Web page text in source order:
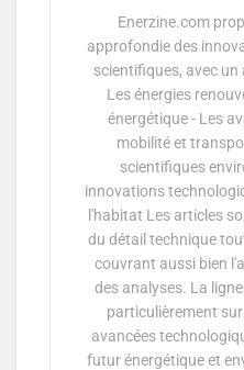
Enerzine.com
approfondie des
scientifiques, avec
Les énergies
énergétique - Les
mobilité et
scientifiques
innovations
l'habitat Les articles
du détail technique
couvrant aussi bien
des analyses. La
particulièrement
avancées
futur énergétique et